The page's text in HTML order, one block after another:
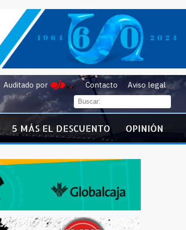
Auditado por Contacto Aviso legal
5 MÁS EL DESCUENTO OPINIÓN